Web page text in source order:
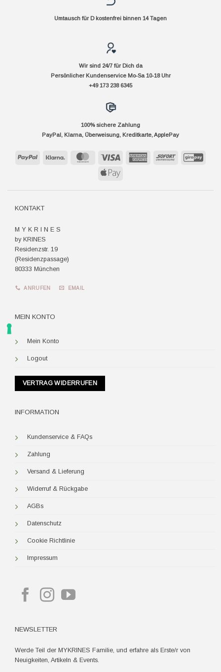
Umtausch für D kostenfrei binnen 14 Tagen
Wir sind 24/7 für Dich da
Persönlicher Kundenservice Mo-Sa 10-18 Uhr
+49 173 238 6345
100% sichere Zahlung
PayPal, Klarna, Überweisung, Kreditkarte, ApplePay
PayPal Klarna MasterCard Visa
AmericanSofort
Apple
KONTAKT
M Y K R I N E S
by KRINES
Residenzstr. 19
(Residenzpassage)
80333 München
ANRUFEN EMAIL
MEIN KONTO
Mein Konto
Logout
VERTRAG WIDERRUFEN
INFORMATION
Kundenservice & FAQs
Zahlung
Versand & Lieferung
Widerruf & Rückgabe
AGBs
Datenschutz
Cookie Richtlinie
Impressum
NEWSLETTER
Werde Teil der MYKRINES Familie, und erfahre als Erste/r von
Neuigkeiten, Artikeln & Events.